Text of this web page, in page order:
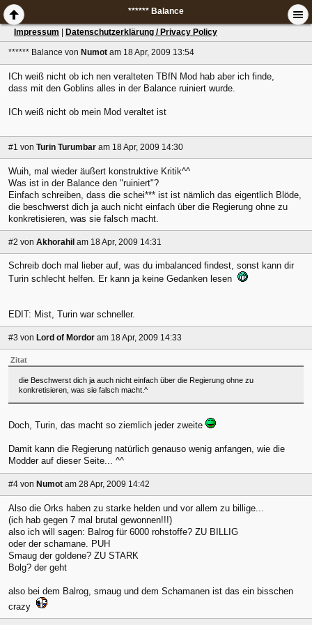
****** Balance
Impressum Datenschutzerklärung / Privacy Policy
****** Balance von Numot am 18 Apr, 2009 13:54
ICh weiß nicht ob ich nen veralteten TBfN Mod hab aber ich finde,
dass mit den Goblins alles in der Balance ruiniert wurde.
ICh weiß nicht ob mein Mod veraltet ist
#1 von Turin Turumbar am 18 Apr, 2009 14:30
Wuih, mal wieder äußert konstruktive Kritik^^
Was ist in der Balance den "ruiniert"?
Einfach schreiben, dass die schei*** ist ist nämlich das eigentlich Blöde,
die beschwerst dich ja auch nicht einfach über die Regierung ohne zu
konkretisieren, was sie falsch macht.
#2 von Akhorahil am 18 Apr, 2009 14:31
Schreib doch mal lieber auf, was du imbalanced findest, sonst kann dir
Turin schlecht helfen. Er kann ja keine Gedanken lesen
EDIT: Mist, Turin war schneller.
#3 von Lord of Mordor am 18 Apr, 2009 14:33
Zitat
die Beschwerst dich ja auch nicht einfach über die Regierung ohne zu
konkretisieren, was sie falsch macht.^
Doch, Turin, das macht so ziemlich jeder zweite
Damit kann die Regierung natürlich genauso wenig anfangen, wie die
Modder auf dieser Seite... ^^
#4 von Numot am 28 Apr, 2009 14:42
Also die Orks haben zu starke helden und vor allem zu billige...
(ich hab gegen 7 mal brutal gewonnen!!!)
also ich will sagen: Balrog für 6000 rohstoffe? ZU BILLIG
oder der schamane. PUH
Smaug der goldene? ZU STARK
Bolg? der geht
also bei dem Balrog, smaug und dem Schamanen ist das ein bisschen
crazy